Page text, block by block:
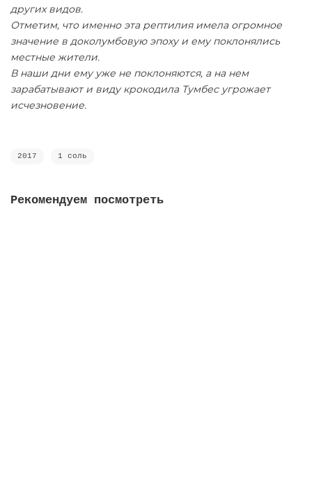
других видов.
Отметим, что именно эта рептилия имела огромное
значение в доколумбовую эпоху и ему поклонялись
местные жители.
В наши дни ему уже не поклоняются, а на нем
зарабатывают и виду крокодила Тумбес угрожает
исчезновение.
2017 1 соль
Рекомендуем посмотреть